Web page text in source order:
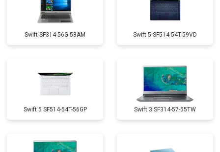
Swift SF314-56G-58AM Swift 5 SF514-54T-59VD
Swift 5 SF514-54T-56GP Swift 3 SF314-57-55TW